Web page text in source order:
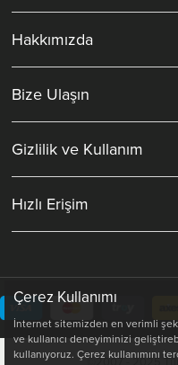
Hakkımızda
Bize Ulaşın
Gizlilik ve Kullanım
Hızlı Erişim
©2007 - 2025
Çerez Kullanımı
İnternet sitemizden en verimli
ve kullanıcı deneyiminizi
kullanıyoruz. Çerez kullanımını